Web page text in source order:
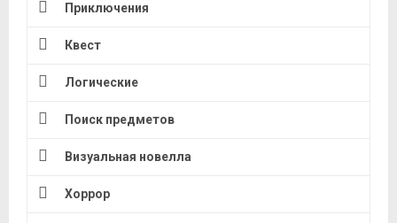
Приключения
Квест
Логические
Поиск предметов
Визуальная новелла
Хоррор